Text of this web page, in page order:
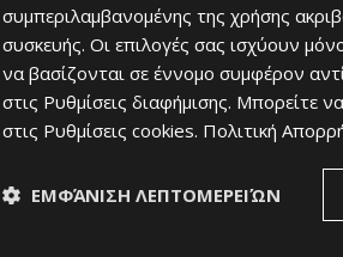
γνωστά μονοπάτια της περιοχής,
Θεός – Μούττη της Χώρας,
έχουν την ευκαιρία να
τη χρυσή δρυ, το θυμάρι, την αραβίδα
συμπεριλαμβανομένης της χρήσης
συσκευής. Οι επιλογές σας ισχύουν
να βασίζονται σε έννομο συμφέρον
στις Ρυθμίσεις διαφήμισης. Μπορείτε
στις Ρυθμίσεις cookies. Πολιτική
ΕΜΦΆΝΙΣΗ ΛΕΠΤΟΜΕΡΕΙΏΝ